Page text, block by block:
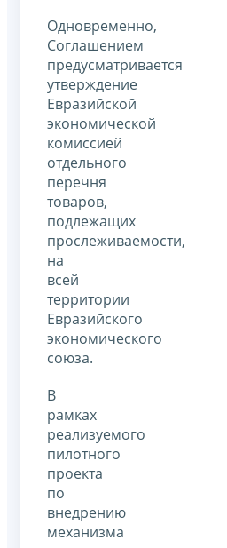
Одновременно,
Соглашением
предусматривается
утверждение
Евразийской
экономической
комиссией
отдельного
перечня
товаров,
подлежащих
прослеживаемости,
на
всей
территории
Евразийского
экономического
союза.
В
рамках
реализуемого
пилотного
проекта
по
внедрению
механизма